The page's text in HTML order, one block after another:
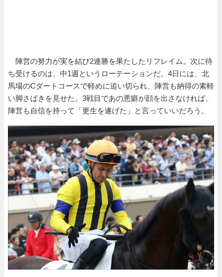
陣営の努力が実を結び2連勝を果たしたリフレイム。次に待
ち受けるのは、中1週というローテーションだ。4日には、北
馬場のCダートコースで軽めに追い切られ、陣営も納得の素軽
い脚さばきを見せた。3戦目であの悪癖が顔を出さなければ、
陣営も自信を持って「更生を遂げた」と言っていいだろう。